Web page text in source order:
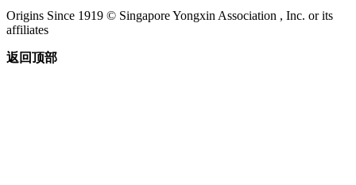
Origins Since 1919 © Singapore Yongxin Association , Inc. or its
affiliates
返回顶部